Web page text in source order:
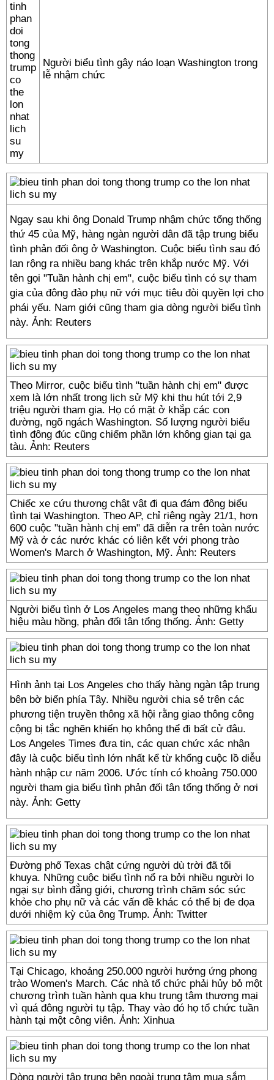
Người biểu tình gây náo loạn Washington trong
lễ nhậm chức
Ngay sau khi ông Donald Trump nhậm chức tổng thống
thứ 45 của Mỹ, hàng ngàn người dân đã tập trung biểu
tình phản đối ông ở Washington. Cuộc biểu tình sau đó
lan rộng ra nhiều bang khác trên khắp nước Mỹ. Với
tên gọi "Tuần hành chị em", cuộc biểu tình có sự tham
gia của đông đảo phụ nữ với mục tiêu đòi quyền lợi cho
phái yếu. Nam giới cũng tham gia dòng người biểu tình
này. Ảnh: Reuters
Theo Mirror, cuộc biểu tình "tuần hành chị em" được
xem là lớn nhất trong lịch sử Mỹ khi thu hút tới 2,9
triệu người tham gia. Họ có mặt ở khắp các con
đường, ngõ ngách Washington. Số lượng người biểu
tình đông đúc cũng chiếm phần lớn không gian tại ga
tàu. Ảnh: Reuters
Chiếc xe cứu thương chật vật đi qua đám đông biểu
tình tại Washington. Theo AP, chỉ riêng ngày 21/1, hơn
600 cuộc "tuần hành chị em" đã diễn ra trên toàn nước
Mỹ và ở các nước khác có liên kết với phong trào
Women's March ở Washington, Mỹ. Ảnh: Reuters
Người biểu tình ở Los Angeles mang theo những khẩu
hiệu màu hồng, phản đối tân tổng thống. Ảnh: Getty
Hình ảnh tại Los Angeles cho thấy hàng ngàn tập trung
bên bờ biển phía Tây. Nhiều người chia sẻ trên các
phương tiện truyền thông xã hội rằng giao thông công
cộng bị tắc nghẽn khiến họ không thể đi bất cử đâu.
Los Angeles Times đưa tin, các quan chức xác nhận
đây là cuộc biểu tình lớn nhất kể từ khổng cuộc lồ diễu
hành nhập cư năm 2006. Ước tính có khoảng 750.000
người tham gia biểu tình phản đối tân tổng thống ở nơi
này. Ảnh: Getty
Đường phố Texas chật cứng người dù trời đã tối
khuya. Những cuộc biểu tình nổ ra bởi nhiều người lo
ngại sự bình đẳng giới, chương trình chăm sóc sức
khỏe cho phụ nữ và các vấn đề khác có thể bị đe dọa
dưới nhiệm kỳ của ông Trump. Ảnh: Twitter
Tại Chicago, khoảng 250.000 người hưởng ứng phong
trào Women's March. Các nhà tổ chức phải hủy bỏ một
chương trình tuần hành qua khu trung tâm thương mại
vì quá đông người tụ tập. Thay vào đó họ tổ chức tuần
hành tại một công viên. Ảnh: Xinhua
Dòng người tập trung bên ngoài trung tâm mua sắm